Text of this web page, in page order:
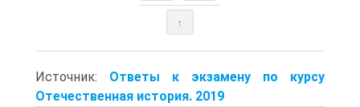
↑
Источник: Ответы к экзамену по курсу
Отечественная история. 2019